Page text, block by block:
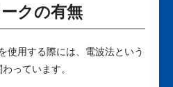
クの有無
使用する際には、電波法という
っています。